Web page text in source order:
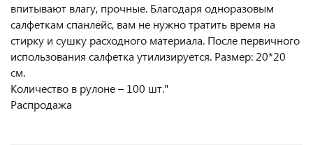
впитывают влагу, прочные. Благодаря одноразовым
салфеткам спанлейс, вам не нужно тратить время на
стирку и сушку расходного материала. После первичного
использования салфетка утилизируется. Размер: 20*20
см.
Количество в рулоне – 100 шт."
Распродажа